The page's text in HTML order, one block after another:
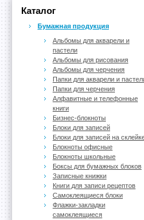
Каталог
Бумажная продукция
Альбомы для акварели и
пастели
Альбомы для рисования
Альбомы для черчения
Папки для акварели и
Папки для черчения
Алфавитные и телефонные
книги
Бизнес-блокноты
Блоки для записей
Блоки для записей на
Блокноты офисные
Блокноты школьные
Боксы для бумажных блоков
Записные книжки
Книги для записи рецептов
Самоклеящиеся блоки
Флажки-закладки
самоклеящиеся